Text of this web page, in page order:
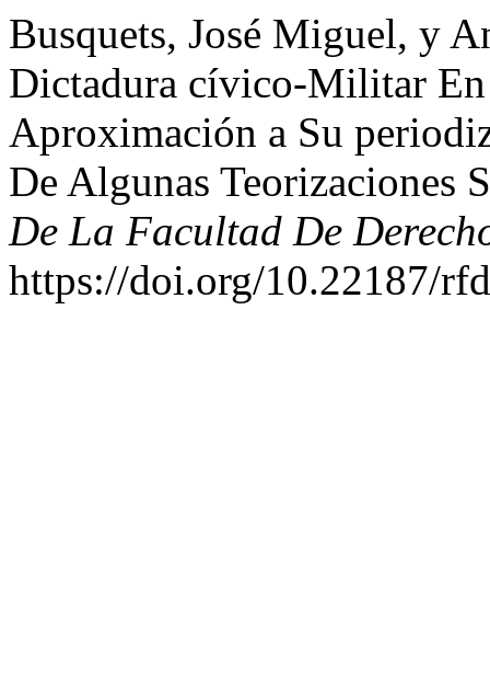
Busquets, José Miguel, y
Dictadura cívico-Militar
Aproximación a Su
De Algunas
De La Facultad De
https://doi.org/10.22187/